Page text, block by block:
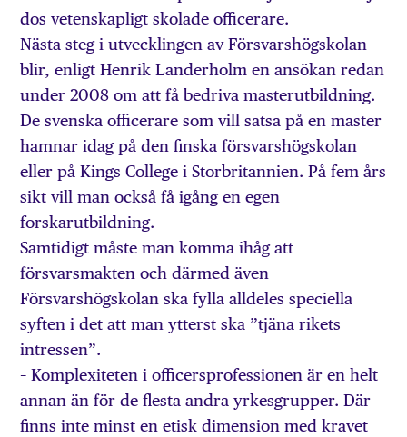
dos vetenskapligt skolade officerare.
Nästa steg i utvecklingen av Försvarshögskolan
blir, enligt Henrik Landerholm en ansökan redan
under 2008 om att få bedriva masterutbildning.
De svenska officerare som vill satsa på en master
hamnar idag på den finska försvarshögskolan
eller på Kings College i Storbritannien. På fem års
sikt vill man också få igång en egen
forskarutbildning.
Samtidigt måste man komma ihåg att
försvarsmakten och därmed även
Försvarshögskolan ska fylla alldeles speciella
syften i det att man ytterst ska ”tjäna rikets
intressen”.
– Komplexiteten i officersprofessionen är en helt
annan än för de flesta andra yrkesgrupper. Där
finns inte minst en etisk dimension med kravet